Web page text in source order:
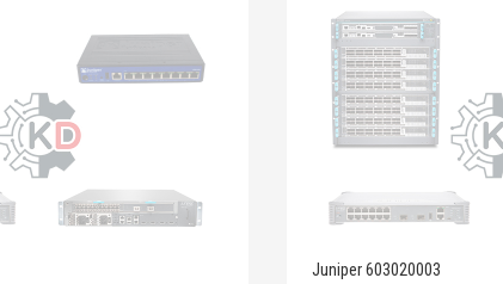
Juniper 603020003